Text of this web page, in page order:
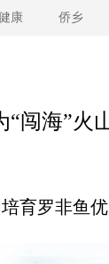
康 侨乡
“闯海”火
育罗非鱼优